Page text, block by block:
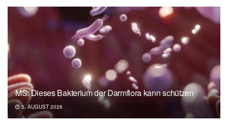
MS: Dieses Bakterium der Darmflora kann schützen
5. AUGUST 2026